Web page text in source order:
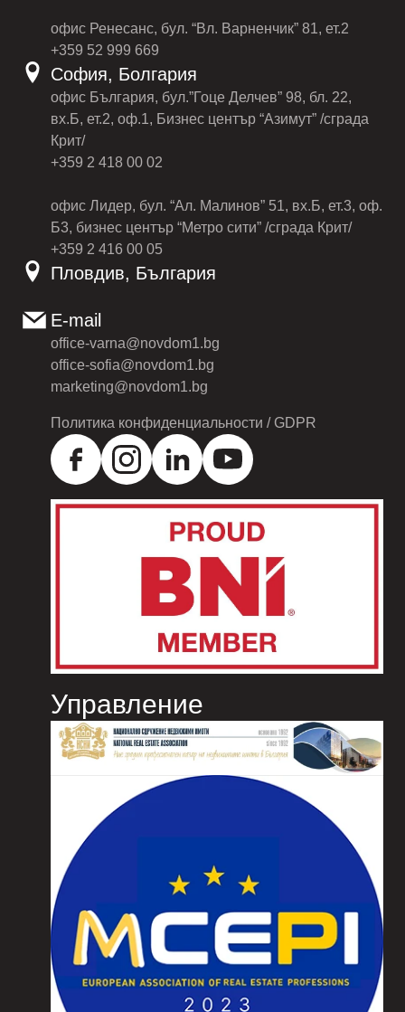
офис Ренесанс, бул. “Вл. Варненчик” 81, ет.2
+359 52 999 669
София, Болгария
офис България, бул.”Гоце Делчев” 98, бл. 22,
вх.Б, ет.2, оф.1, Бизнес център “Азимут” /сграда
Крит/
+359 2 418 00 02
офис Лидер, бул. “Ал. Малинов” 51, вх.Б, ет.3, оф.
Б3, бизнес център “Метро сити” /сграда Крит/
+359 2 416 00 05
Пловдив, България
E-mail
office-varna@novdom1.bg
office-sofia@novdom1.bg
marketing@novdom1.bg
Политика конфиденциальности / GDPR
Управление